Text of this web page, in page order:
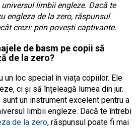
limbii engleze. Dacă te
engleza de la zero, răspunsul
crezi: prin povești captivante.
de basm pe copii să
de la zero?
un loc special în viața copiilor. Ele
ci și să înțeleagă lumea din jur.
un instrument excelent pentru a
limbii engleze. Dacă te întrebi
de la zero, răspunsul poate fi mai